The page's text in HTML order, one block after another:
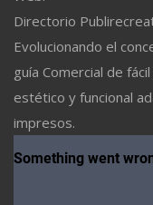
Directorio
Evolucionando el
guía Comercial de
estético y funcional
impresos.